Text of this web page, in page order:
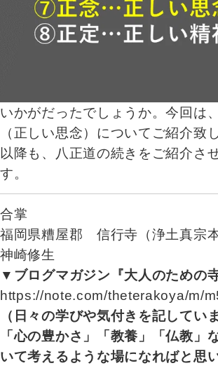
いかがだったでしょうか。今回は
（正しい思念）についてご紹介致
以降も、八正道の続きをご紹介さ
す。
合掌
福岡県糟屋郡 信行寺（浄土真宗本
神崎修生
▼ブログマガジン『大人のための寺
https://note.com/theterakoya/m/
（日々の学びや気付きを記してい
「心の豊かさ」「教養」「仏教」
いて考えるような場になればと思